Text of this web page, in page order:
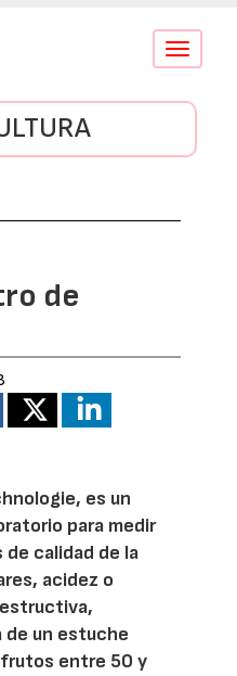
Conmutar
de
es un
para medir
calidad de la
acidez o
de un estuche
entre 50 y